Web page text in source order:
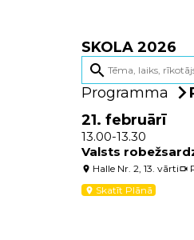
SKOLA 2026
search
Programma
21. februārī
13.00-13.30
Valsts
location_on Halle Nr. 2, 13. vārtivideocam
location_on Skatīt Plānā